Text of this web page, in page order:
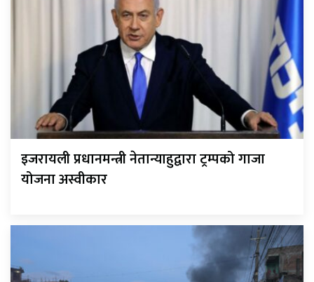
इजरायली प्रधानमन्त्री नेतान्याहुद्वारा ट्रम्पको गाजा
योजना अस्वीकार